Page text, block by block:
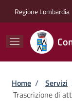
Regione Lombardia
Briciole
Home / Servizi
Trascrizione di